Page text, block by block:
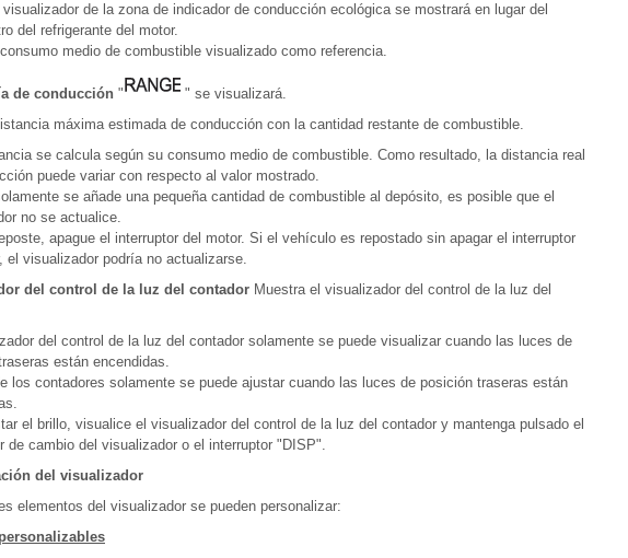
de la zona de indicador de conducción ecológica se mostrará en lugar del
del refrigerante del motor.
medio de combustible visualizado como referencia.
de conducción "
" se visualizará.
máxima estimada de conducción con la cantidad restante de combustible.
se calcula según su consumo medio de combustible. Como resultado, la distancia real
puede variar con respecto al valor mostrado.
se añade una pequeña cantidad de combustible al depósito, es posible que el
no se actualice.
apague el interruptor del motor. Si el vehículo es repostado sin apagar el interruptor
el visualizador podría no actualizarse.
del control de la luz del contador Muestra el visualizador del control de la luz del
del control de la luz del contador solamente se puede visualizar cuando las luces de
están encendidas.
los contadores solamente se puede ajustar cuando las luces de posición traseras están
el brillo, visualice el visualizador del control de la luz del contador y mantenga pulsado el
de cambio del visualizador o el interruptor "DISP".
del visualizador
elementos del visualizador se pueden personalizar: